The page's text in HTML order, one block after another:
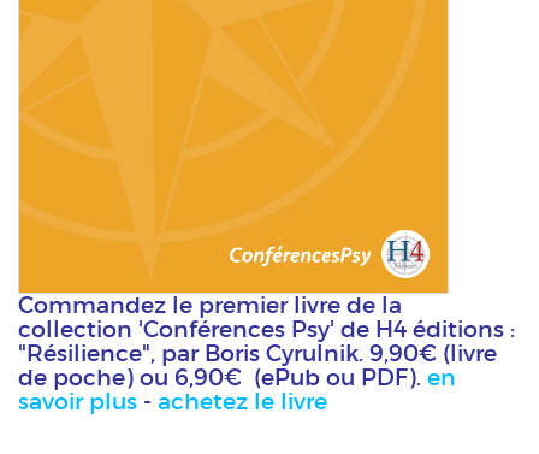
Commandez le premier livre de la
collection 'Conférences Psy' de H4 éditions :
"Résilience", par Boris Cyrulnik. 9,90€ (livre
de poche) ou 6,90€ (ePub ou PDF). en
savoir plus - achetez le livre